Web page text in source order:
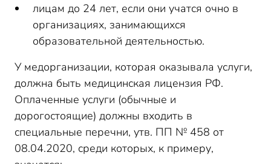
лицам до 24 лет, если они учатся очно в
организациях, занимающихся
образовательной деятельностью.
У медорганизации, которая оказывала услуги,
должна быть медицинская лицензия РФ.
Оплаченные услуги (обычные и
дорогостоящие) должны входить в
специальные перечни, утв. ПП № 458 от
08.04.2020, среди которых, к примеру,